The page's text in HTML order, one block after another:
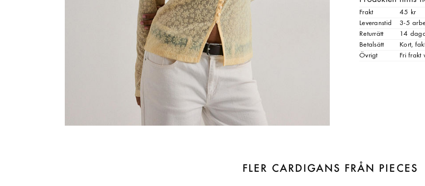
Frakt
45 kr
Leveranstid
3-5
Returrätt
14
Betalsätt
Kort,
Övrigt
Fri
FLER CARDIGANS FRÅN PIECES